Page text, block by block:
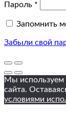
Пароль *
Запомнить
Забыли свой
Мы используем
сайта.
условиями